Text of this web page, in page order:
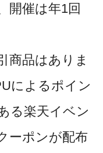
開催は年1回
商品はありま
によるポイン
る楽天イベン
ーポンが配布